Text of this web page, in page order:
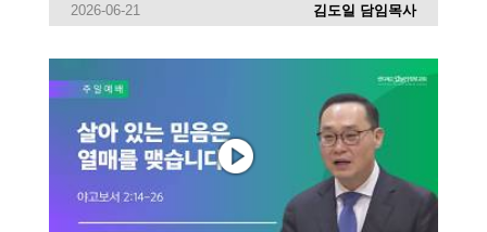
2026-06-21 김도일 담임목사